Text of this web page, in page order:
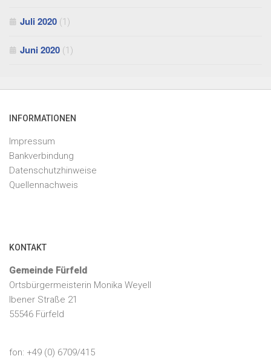
Juli 2020 (1)
Juni 2020 (1)
INFORMATIONEN
Impressum
Bankverbindung
Datenschutzhinweise
Quellennachweis
KONTAKT
Gemeinde Fürfeld
Ortsbürgermeisterin Monika Weyell
Ibener Straße 21
55546 Fürfeld
fon: +49 (0) 6709/415